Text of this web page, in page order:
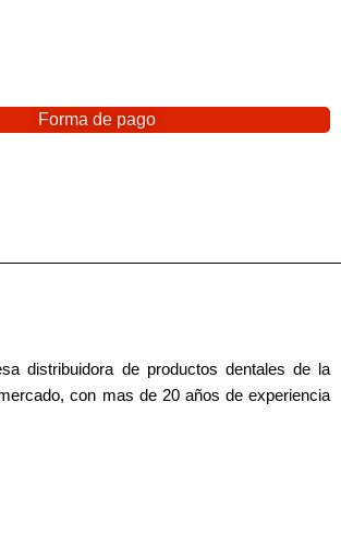
Forma de pago
distribuidora de productos dentales de la
con mas de 20 años de experiencia